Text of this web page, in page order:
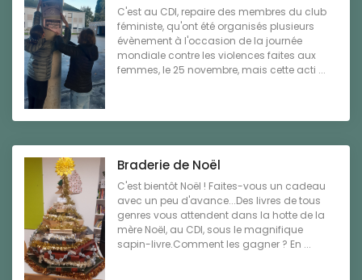
C'est au CDI, repaire des membres du club
féministe, qu'ont été organisés plusieurs
évènement à l'occasion de la journée
mondiale contre les violences faites aux
femmes, le 25 novembre, mais cette acti ...
Braderie de Noël
C'est bientôt Noël ! Faites-vous un cadeau
avec un peu d'avance...Des livres de tous
genres vous attendent dans la hotte de la
mère Noël, au CDI, sous le magnifique
sapin-livre.Comment les gagner ? En ...